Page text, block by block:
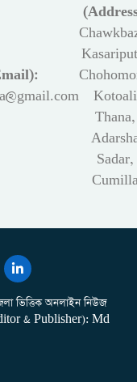
Kotoali
Thana,
Sadar,
ভিত্তিক অনলাইন নিউজ
& Publisher): Md